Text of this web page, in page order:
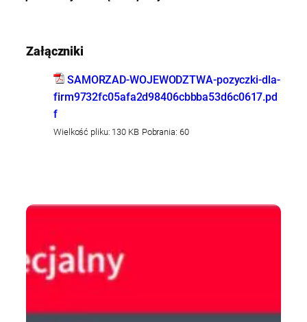
Załączniki
SAMORZAD-WOJEWODZTWA-pozyczki-dla-
firm9732fc05afa2d98406cbbba53d6c0617.pd
f
Wielkość pliku: 130 KB Pobrania: 60